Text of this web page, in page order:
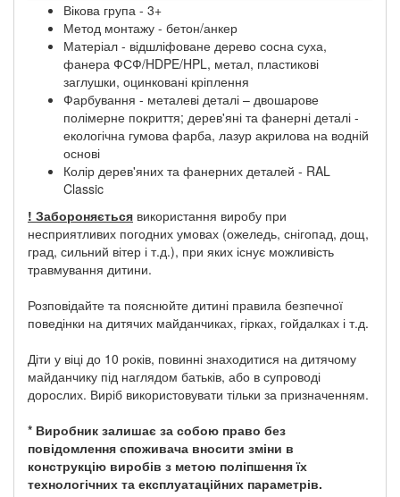
Вікова група - 3+
Метод монтажу - бетон/анкер
Матеріал - відшліфоване дерево сосна суха,
фанера ФСФ/HDPE/HPL, метал, пластикові
заглушки, оцинковані кріплення
Фарбування - металеві деталі – двошарове
полімерне покриття; дерев'яні та фанерні деталі -
екологічна гумова фарба, лазур акрилова на водній
основі
Колір дерев'яних та фанерних деталей - RAL
Classic
! Забороняється використання виробу при
несприятливих погодних умовах (ожеледь, снігопад, дощ,
град, сильний вітер і т.д.), при яких існує можливість
травмування дитини.
Розповідайте та пояснюйте дитині правила безпечної
поведінки на дитячих майданчиках, гірках, гойдалках і т.д.
Діти у віці до 10 років, повинні знаходитися на дитячому
майданчику під наглядом батьків, або в супроводі
дорослих. Виріб використовувати тільки за призначенням.
* Виробник залишає за собою право без
повідомлення споживача вносити зміни в
конструкцію виробів з метою поліпшення їх
технологічних та експлуатаційних параметрів.